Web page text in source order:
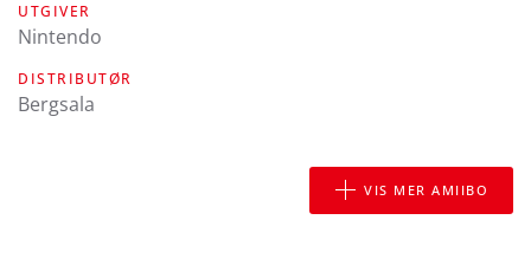
UTGIVER
Nintendo
DISTRIBUTØR
Bergsala
VIS MER AMIIBO